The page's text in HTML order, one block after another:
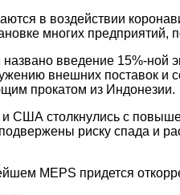
в воздействии
многих
введение 15%-ной
внешних поставок
прокатом из Индонезии.
США столкнулись с
риску спада
MEPS придется